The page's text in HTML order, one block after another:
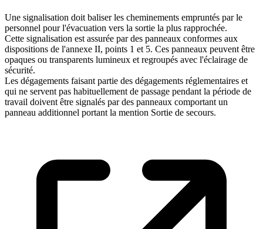
Une signalisation doit baliser les cheminements empruntés par le
personnel pour l'évacuation vers la sortie la plus rapprochée.
Cette signalisation est assurée par des panneaux conformes aux
dispositions de l'annexe II, points 1 et 5. Ces panneaux peuvent être
opaques ou transparents lumineux et regroupés avec l'éclairage de
sécurité.
Les dégagements faisant partie des dégagements réglementaires et
qui ne servent pas habituellement de passage pendant la période de
travail doivent être signalés par des panneaux comportant un
panneau additionnel portant la mention Sortie de secours.